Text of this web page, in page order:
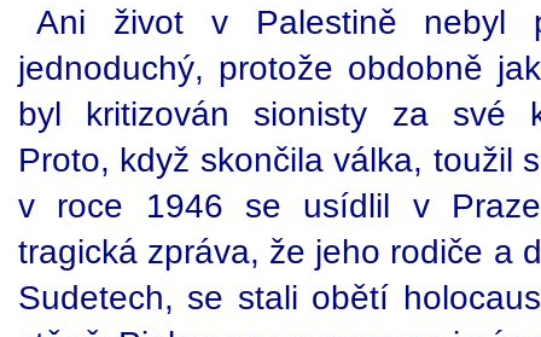
Ani život v Palestině nebyl
jednoduchý, protože obdobně
byl kritizován sionisty za své
Proto, když skončila válka, toužil
v roce 1946 se usídlil v
tragická zpráva, že jeho rodiče a
Sudetech, se stali obětí